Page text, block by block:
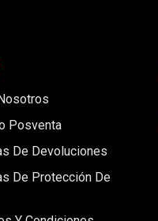
Posventa
De Devoluciones
De Protección De